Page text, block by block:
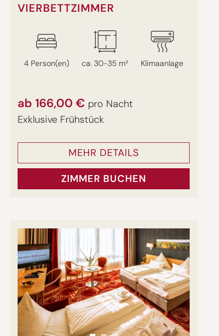
VIERBETTZIMMER
4 Person(en) ca. 30-35 m² Klimaanlage
ab 166,00 € pro Nacht
Exklusive Frühstück
MEHR DETAILS
ZIMMER BUCHEN